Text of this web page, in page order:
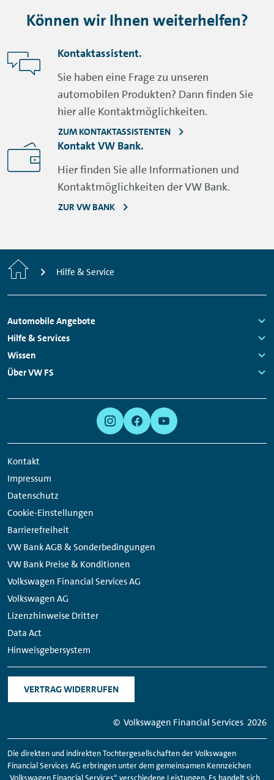
Können wir Ihnen weiterhelfen?
Kontaktassistent.
Sie haben eine Frage zu unseren
automobilen Produkten? Dann finden Sie
hier alle Kontaktmöglichkeiten.
ZUM KONTAKTASSISTENTEN
Kontakt VW Bank.
Hier finden Sie alle Informationen und
Kontaktmöglichkeiten der VW Bank.
ZUR VW BANK
StartseiteHilfe & Service
Fußzeilen
Navigation
Automobile Angebote
Links:
Hilfe & Services
Links:
Wissen
Links:
Über VW FS
Kontakt
Impressum
Datenschutz
Cookie-Einstellungen
Barrierefreiheit
VW Bank AGB & Sonderbedingungen
VW Bank Preise & Konditionen
Volkswagen Financial Services AG
Volkswagen AG
Lizenzhinweise Dritter
Data Act
Hinweisgebersystem
VERTRAG WIDERRUFEN
Links
© Volkswagen Financial Services 2026
Die direkten und indirekten Tochtergesellschaften der Volkswagen
FinancialServices AG erbringen unter dem gemeinsamen Kennzeichen
„Volkswagen FinancialServices“ verschiedene Leistungen. Es handelt sich